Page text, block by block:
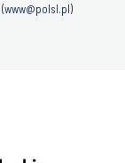
www@polsl.pl)